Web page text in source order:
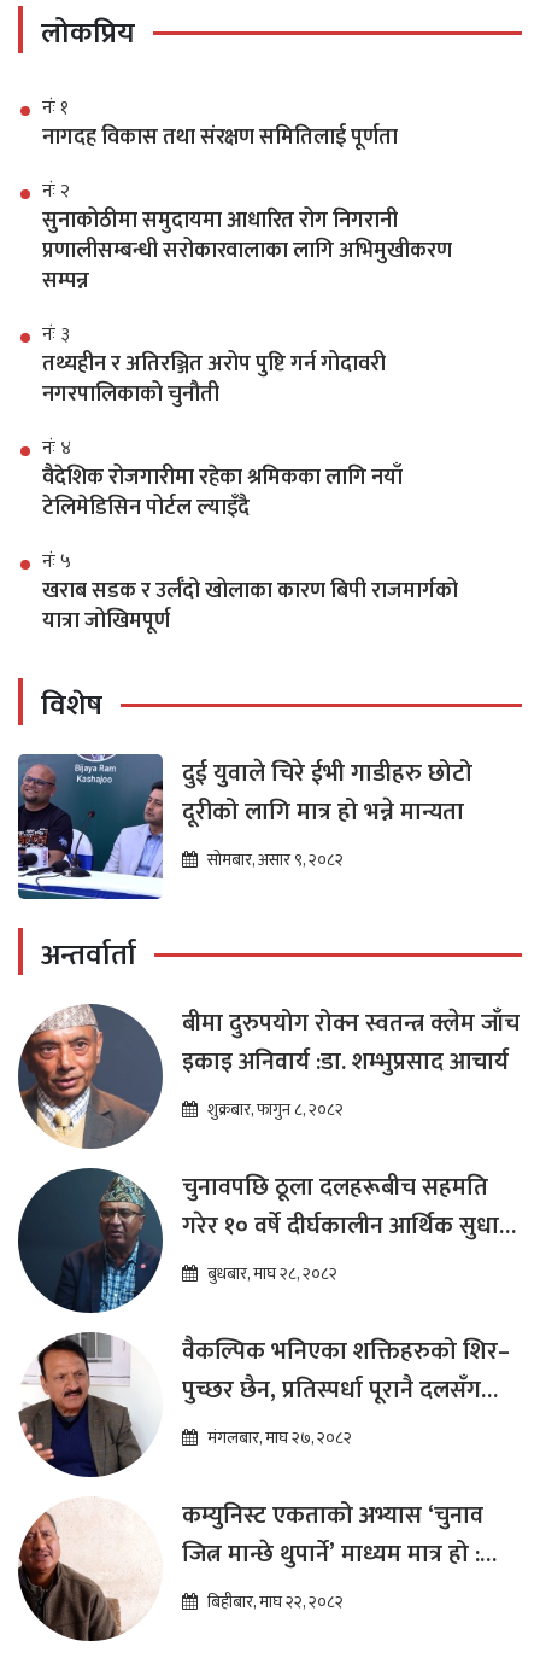
लोकप्रिय
नंः १
नागदह विकास तथा संरक्षण समितिलाई पूर्णता
नंः २
सुनाकोठीमा समुदायमा आधारित रोग निगरानी
प्रणालीसम्बन्धी सरोकारवालाका लागि अभिमुखीकरण
सम्पन्न
नंः ३
तथ्यहीन र अतिरञ्जित अरोप पुष्टि गर्न गोदावरी
नगरपालिकाको चुनौती
नंः ४
वैदेशिक रोजगारीमा रहेका श्रमिकका लागि नयाँ
टेलिमेडिसिन पोर्टल ल्याइँदै
नंः ५
खराब सडक र उर्लँदो खोलाका कारण बिपी राजमार्गको
यात्रा जोखिमपूर्ण
विशेष
दुई युवाले चिरे ईभी गाडीहरु छोटो
दूरीको लागि मात्र हो भन्ने मान्यता
सोमबार, असार ९, २०८२
अन्तर्वार्ता
बीमा दुरुपयोग रोक्न स्वतन्त्र क्लेम जाँच
इकाइ अनिवार्य :डा. शम्भुप्रसाद आचार्य
शुक्रबार, फागुन ८, २०८२
चुनावपछि ठूला दलहरूबीच सहमति
गरेर १० वर्षे दीर्घकालीन आर्थिक सुधार
कार्यक्रम ल्याउनुपर्छ : हेमराज ढकाल
बुधबार, माघ २८, २०८२
वैकल्पिक भनिएका शक्तिहरुको शिर–
पुच्छर छैन, प्रतिस्पर्धा पूरानै दलसँग
हुन्छ : डा.प्रकाश शरण महत
मंगलबार, माघ २७, २०८२
कम्युनिस्ट एकताको अभ्यास ‘चुनाव
जित्न मान्छे थुपार्ने’ माध्यम मात्र हो :
विप्लव
बिहीबार, माघ २२, २०८२